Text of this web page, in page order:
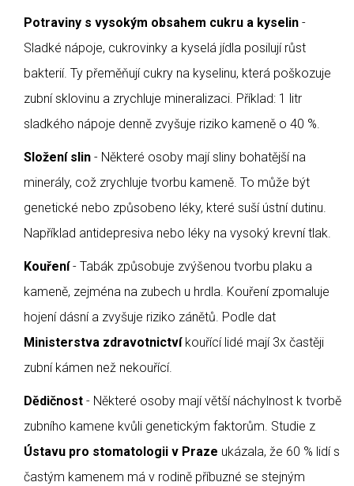
Potraviny s vysokým obsahem cukru a kyselin -
Sladké nápoje, cukrovinky a kyselá jídla posilují růst
bakterií. Ty přeměňují cukry na kyselinu, která poškozuje
zubní sklovinu a zrychluje mineralizaci. Příklad: 1 litr
sladkého nápoje denně zvyšuje riziko kameně o 40 %.
Složení slin - Některé osoby mají sliny bohatější na
minerály, což zrychluje tvorbu kameně. To může být
genetické nebo způsobeno léky, které suší ústní dutinu.
Například antidepresiva nebo léky na vysoký krevní tlak.
Kouření- Tabák způsobuje zvýšenou tvorbu plaku a
kameně, zejména na zubech u hrdla. Kouření zpomaluje
hojení dásní a zvyšuje riziko zánětů. Podle dat
Ministerstva zdravotnictvíkouřící lidé mají 3x častěji
zubní kámen než nekouřící.
Dědičnost - Některé osoby mají větší náchylnost k tvorbě
zubního kamene kvůli genetickým faktorům. Studie z
Ústavu pro stomatologii v Praze ukázala, že 60 % lidí s
častým kamenem má v rodině příbuzné se stejným